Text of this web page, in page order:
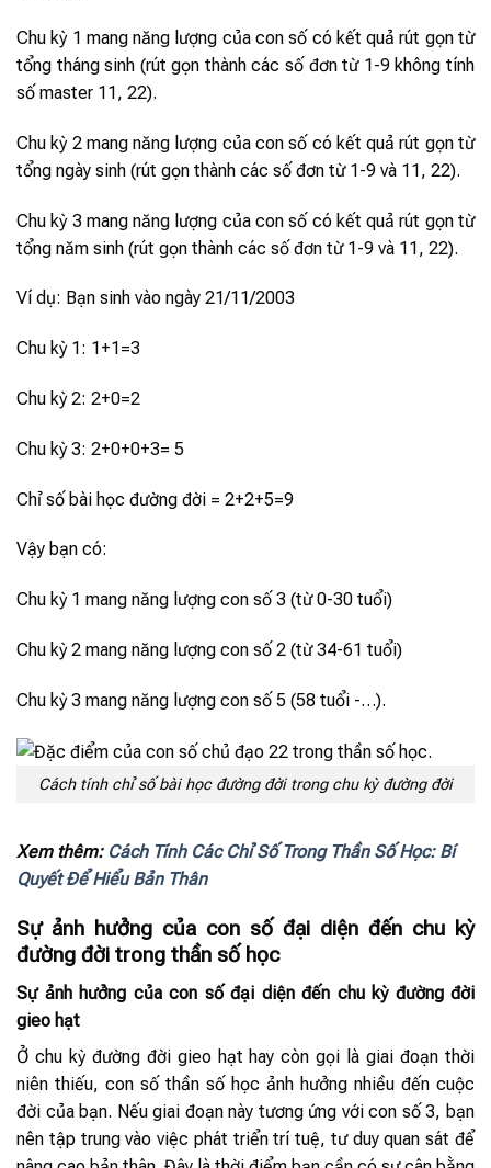
Chu kỳ 1 mang năng lượng của con số có kết quả rút gọn từ
tổng tháng sinh (rút gọn thành các số đơn từ 1-9 không tính
số master 11, 22).
Chu kỳ 2 mang năng lượng của con số có kết quả rút gọn từ
tổng ngày sinh (rút gọn thành các số đơn từ 1-9 và 11, 22).
Chu kỳ 3 mang năng lượng của con số có kết quả rút gọn từ
tổng năm sinh (rút gọn thành các số đơn từ 1-9 và 11, 22).
Ví dụ: Bạn sinh vào ngày 21/11/2003
Chu kỳ 1: 1+1=3
Chu kỳ 2: 2+0=2
Chu kỳ 3: 2+0+0+3= 5
Chỉ số bài học đường đời = 2+2+5=9
Vậy bạn có:
Chu kỳ 1 mang năng lượng con số 3 (từ 0-30 tuổi)
Chu kỳ 2 mang năng lượng con số 2 (từ 34-61 tuổi)
Chu kỳ 3 mang năng lượng con số 5 (58 tuổi -…).
Cách tính chỉ số bài học đường đời trong chu kỳ đường đời
Xem thêm: Cách Tính Các Chỉ Số Trong Thần Số Học: Bí
Quyết Để Hiểu Bản Thân
Sự ảnh hưởng của con số đại diện đến chu kỳ
đường đời trong thần số học
Sự ảnh hưởng của con số đại diện đến chu kỳ đường đời
gieo hạt
Ở chu kỳ đường đời gieo hạt hay còn gọi là giai đoạn thời
niên thiếu, con số thần số học ảnh hưởng nhiều đến cuộc
đời của bạn. Nếu giai đoạn này tương ứng với con số 3, bạn
nên tập trung vào việc phát triển trí tuệ, tư duy quan sát để